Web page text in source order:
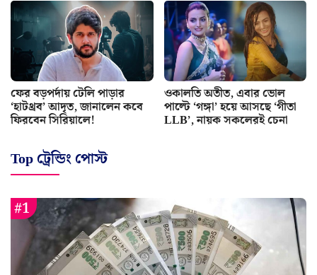
ফের বড়পর্দায় টেলি পাড়ার
‘হাটথ্রব’ আদৃত, জানালেন কবে
ফিরবেন সিরিয়ালে!
ওকালতি অতীত, এবার ভোল
পাল্টে ‘গঙ্গা’ হয়ে আসছে ‘গীতা
LLB’, নায়ক সকলেরই চেনা
Top ট্রেন্ডিং পোস্ট